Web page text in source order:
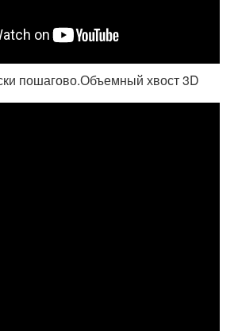
пошагово.Объемный хвост 3D